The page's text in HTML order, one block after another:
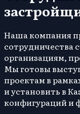
Наша компания
сотрудничества
организациям,
Мы готовы
проектам в
и установить в
конфигураций и